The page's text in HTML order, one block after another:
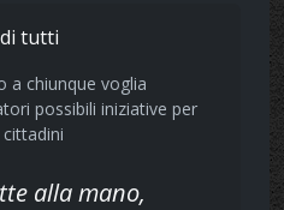
tutti
a chiunque voglia
possibili iniziative per
alla mano,